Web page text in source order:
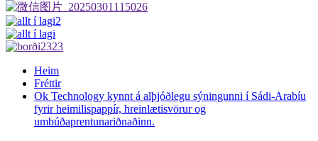
Heim
Fréttir
Ok Technology kynnt á alþjóðlegu sýningunni í Sádi-Arabíu
fyrir heimilispappír, hreinlætisvörur og
umbúðaprentunariðnaðinn.